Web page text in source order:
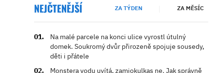
NEJČTENĚJŠÍ ZA TÝDEN ZA MĚSÍC
Na malé parcele na konci ulice vyrostl útulný
domek. Soukromý dvůr přirozeně spojuje sousedy,
děti i přátele
Monstera vodu uvítá, zamiokulkas ne. Jak správně